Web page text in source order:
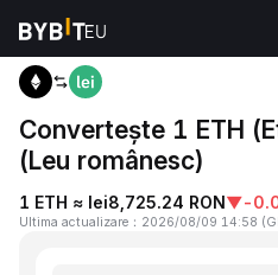
Acasă ETH to RON
Convertește 1 ETH
(Leu românesc)
1 ETH ≈ lei8,725.24 RON▼-
Ultima actualizare ： 2026/08/09 14:58 (